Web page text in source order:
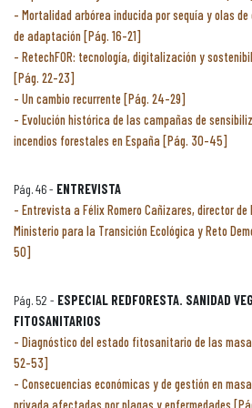
Mortalidad arbórea inducida por sequía y olas
de adaptación [Pág. 16-21]
RetechFOR: tecnología, digitalización y
[Pág. 22-23]
Un cambio recurrente [Pág. 24-29]
Evolución histórica de las campañas de
incendios forestales en España [Pág. 30-45]
Pág. 46 - ENTREVISTA
Entrevista a Félix Romero Cañizares, director de
Ministerio para la Transición Ecológica y Reto
50]
Pág. 52 - ESPECIAL REDFORESTA. SANIDAD
FITOSANITARIOS
Diagnóstico del estado fitosanitario de las
52-53]
Consecuencias económicas y de gestión en
privada afectadas por plagas y enfermedades